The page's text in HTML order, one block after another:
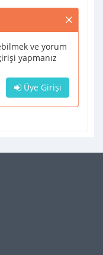
ve yorum
yapmanız
Üye Girişi